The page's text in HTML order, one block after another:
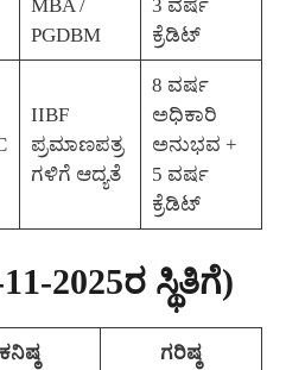
MBA /
PGDBM
3 ವರ್ಷ
ಕ್ರೆಡಿಟ್
IIBF
ಪ್ರಮಾಣಪತ್ರ
ಗಳಿಗೆ ಆದ್ಯತೆ
8 ವರ್ಷ
ಅಧಿಕಾರಿ
ಅನುಭವ +
5 ವರ್ಷ
ಕ್ರೆಡಿಟ್
2025ರ ಸ್ಥಿತಿಗೆ)
ಕನಿಷ್ಠ ಗರಿಷ್ಠ